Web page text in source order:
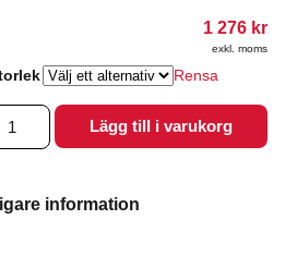
1 276 kr
exkl. moms
Rensa
Lägg till i varukorg
information